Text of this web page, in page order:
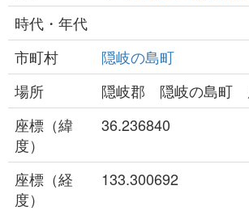
時代・年代
市町村
隠岐の島町
場所
隠岐郡 隠岐の島町
座標（緯
度）
36.236840
座標（経
度）
133.300692